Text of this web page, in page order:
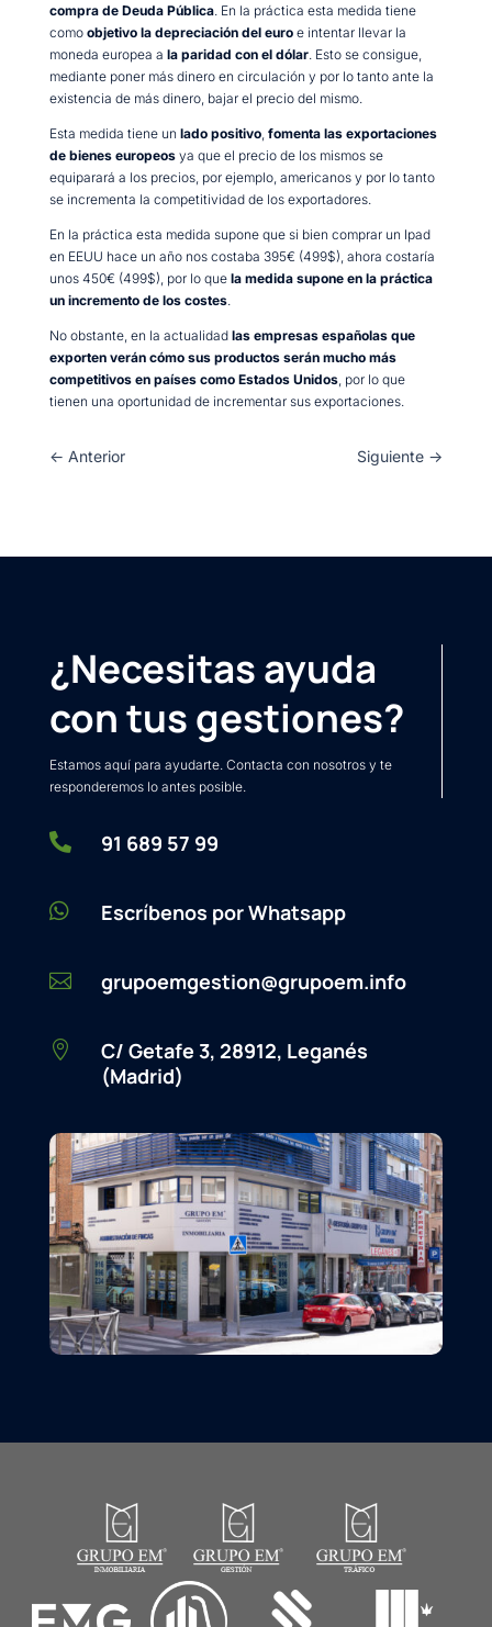
compra de Deuda Pública. En la práctica esta medida tiene
como objetivo la depreciación del euroe intentar llevar la
moneda europea a la paridad con el dólar. Esto se consigue,
mediante poner más dinero en circulación y por lo tanto ante la
existencia de más dinero, bajar el precio del mismo.
Esta medida tiene un lado positivo, fomenta las exportaciones
de bienes europeosya que el precio de los mismos se
equiparará a los precios, por ejemplo, americanos y por lo tanto
se incrementa la competitividad de los exportadores.
En la práctica esta medida supone que si bien comprar un Ipad
en EEUU hace un año nos costaba 395€ (499$), ahora costaría
unos 450€ (499$), por lo quela medida supone en la práctica
un incremento de los costes.
No obstante, en la actualidad las empresas españolas que
exporten verán cómo sus productos serán mucho más
competitivos en países como Estados Unidos, por lo que
tienen una oportunidad de incrementar sus exportaciones.
← Anterior Siguiente →
¿Necesitas ayuda
con tus gestiones?
Estamos aquí para ayudarte. Contacta con nosotros y te
responderemos lo antes posible.
 91 689 57 99
 Escríbenos por Whatsapp
 grupoemgestion@grupoem.info

C/ Getafe 3, 28912, Leganés
(Madrid)